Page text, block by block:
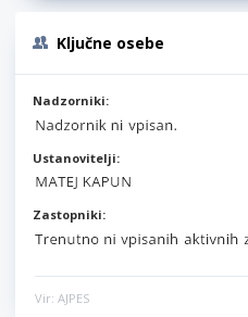
Ključne osebe
Nadzorniki:
Ustanovitelji:
Zastopniki:
Vir: AJPES